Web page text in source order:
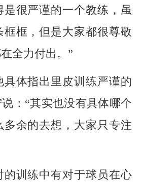
是很严谨的一个教练，虽
框框，但是大家都很尊敬
全力付出。”
体指出里皮训练严谨的
：“其实也没有具体哪个
多余的去想，大家只专注
训练中有对于球员在心